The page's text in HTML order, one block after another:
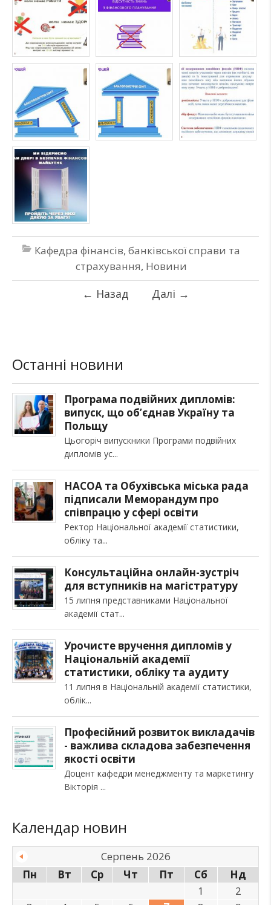
Кафедра фінансів, банківської справи та
страхування, Новини
← Назад Далі →
Останні новини
Програма подвійних дипломів:
випуск, що об’єднав Україну та
Польщу
Цьогоріч випускники Програми подвійних
дипломів ус
НАСОА та Обухівська міська рада
підписали Меморандум про
співпрацю у сфері освіти
Ректор Національної академії статистики,
обліку та
Консультаційна онлайн-зустріч
для вступників на магістратуру
15 липня представниками Національної
академії стат
Урочисте вручення дипломів у
Національній академії
статистики, обліку та аудиту
11 липня в Національній академії статистики,
облік
Професійний розвиток викладачів
- важлива складова забезпечення
якості освіти
Доцент кафедри менеджменту та маркетингу
Вікторія
Календар новин
Серпень 2026
Пн
Вт Ср Чт Пт Сб
Нд
1
2